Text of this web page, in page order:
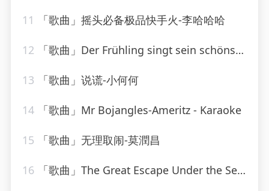
11 「歌曲」摇头必备极品快手火-李哈哈哈
12 「歌曲」Der Frühling singt sein schönstes Lied-Lydia Huber
13 「歌曲」说谎-小何何
14 「歌曲」Mr Bojangles-Ameritz - Karaoke
15 「歌曲」无理取闹-莫潤昌
16 「歌曲」The Great Escape Under the Sea-We Are Scientists